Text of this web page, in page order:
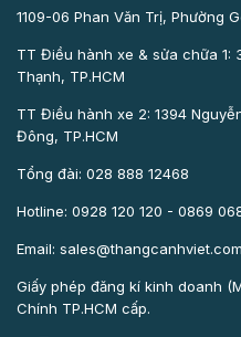
1109-06 Phan Văn Trị, Phường
TT Điều hành xe & sửa chữa 1:
Thạnh, TP.HCM
TT Điều hành xe 2: 1394
Đông, TP.HCM
Tổng đài: 028 888 12468
Hotline: 0928 120 120 - 0869
Email: sales@thangcanhviet.com
Giấy phép đăng kí kinh doanh
Chính TP.HCM cấp.